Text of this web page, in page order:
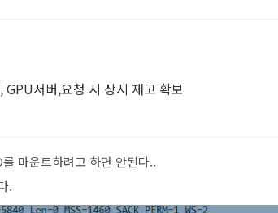
서버,요청 시 상시 재고 확보
마운트하려고 하면 안된다..
.